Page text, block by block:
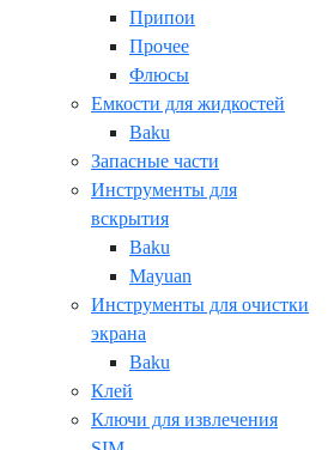
Припои
Прочее
Флюсы
Емкости для жидкостей
Baku
Запасные части
Инструменты для
вскрытия
Baku
Mayuan
Инструменты для очистки
экрана
Baku
Клей
Ключи для извлечения